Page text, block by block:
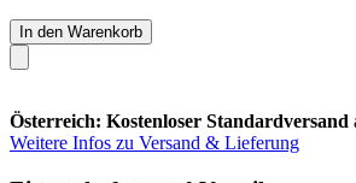
In den Warenkorb
Österreich: Kostenloser Standardversand
Weitere Infos zu Versand & Lieferung